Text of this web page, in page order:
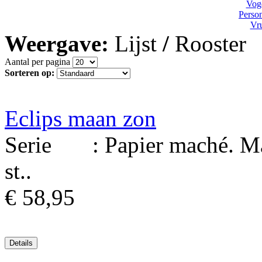
Weergave: Lijst / Rooster
Aantal per pagina
Sorteren op:
Eclips maan zon
Serie : Papier maché.
st..
€ 58,95